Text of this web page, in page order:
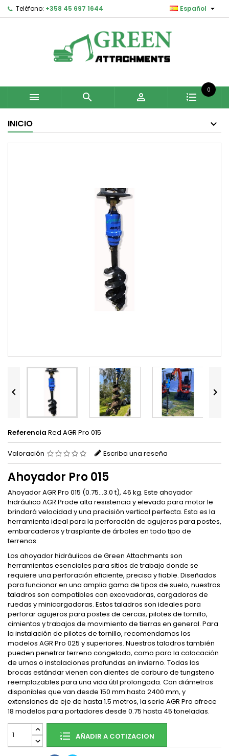
Teléfono: +358 45 697 1644 Español 
  
0
INICIO
 
Referencia Red AGR Pro 015
Valoración Escriba una reseña
Ahoyador Pro 015
Ahoyador AGR Pro 015 (0.75...3.0 t), 46 kg. Este ahoyador
hidráulico AGR Prode alta resistencia y elevado para motor le
brindará velocidad y una precisión vertical perfecta. Esta es la
herramienta ideal para la perforación de agujeros para postes,
embarcaderos y trasplante de árboles en todo tipo de
terrenos.
Los ahoyador hidráulicos de Green Attachments son
herramientas esenciales para sitios de trabajo donde se
requiere una perforación eficiente, precisa y fiable. Diseñados
para funcionar en una amplia gama de tipos de suelo, nuestros
taladros son compatibles con excavadoras, cargadoras de
ruedas y minicargadoras. Estos taladros son ideales para
perforar agujeros para postes de cercas, pilotes de tornillo,
cimientos y trabajos de movimiento de tierras en general. Para
la instalación de pilotes de tornillo, recomendamos los
modelos AGR Pro 025 y superiores. Nuestros taladros también
pueden penetrar terreno congelado, como para la colocación
de urnas o instalaciones profundas en invierno. Todas las
brocas estándar vienen con dientes de carburo de tungsteno
reemplazables para una vida útil prolongada. Con diámetros
disponibles que van desde 150 mm hasta 2400 mm, y
extensiones de eje de hasta 1.5 metros, la serie AGR Pro ofrece
18 modelos para portadores desde 0.75 hasta 45 toneladas.
AÑADIR A COTIZACION